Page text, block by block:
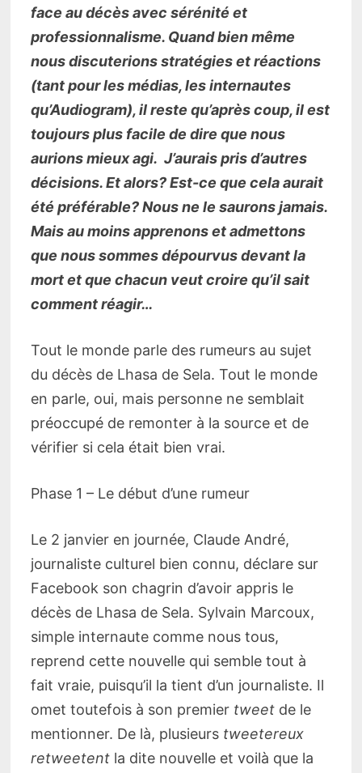
face au décès avec sérénité et
professionnalisme. Quand bien même
nous discuterions stratégies et réactions
(tant pour les médias, les internautes
qu’Audiogram), il reste qu’après coup, il est
toujours plus facile de dire que nous
aurions mieux agi. J’aurais pris d’autres
décisions. Et alors? Est-ce que cela aurait
été préférable? Nous ne le saurons jamais.
Mais au moins apprenons et admettons
que nous sommes dépourvus devant la
mort et que chacun veut croire qu’il sait
comment réagir…
Tout le monde parle des rumeurs au sujet
du décès de Lhasa de Sela. Tout le monde
en parle, oui, mais personne ne semblait
préoccupé de remonter à la source et de
vérifier si cela était bien vrai.
Phase 1 – Le début d’une rumeur
Le 2 janvier en journée, Claude André,
journaliste culturel bien connu, déclare sur
Facebook son chagrin d’avoir appris le
décès de Lhasa de Sela. Sylvain Marcoux,
simple internaute comme nous tous,
reprend cette nouvelle qui semble tout à
fait vraie, puisqu’il la tient d’un journaliste. Il
omet toutefois à son premier tweet de le
mentionner. De là, plusieurs tweetereux
retweetentla dite nouvelle et voilà que la